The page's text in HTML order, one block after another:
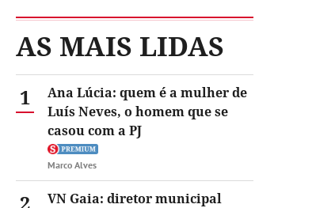
AS MAIS LIDAS
1
Ana Lúcia: quem é a mulher de
Luís Neves, o homem que se
casou com a PJ
Marco Alves
VN Gaia: diretor municipal